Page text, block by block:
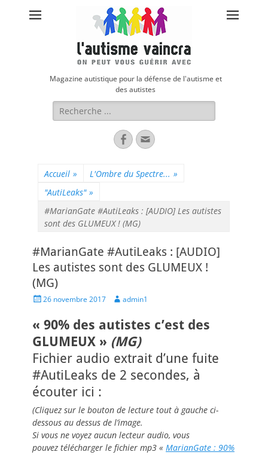
Magazine autistique pour la défense de l'autisme et
des autistes
Rechercher :
FacebookAdresse
de
Accueil » L'Ombre du Spectre... »
"AutiLeaks" »
#MarianGate #AutiLeaks : [AUDIO] Les autistes
sont des GLUMEUX ! (MG)
#MarianGate #AutiLeaks : [AUDIO]
Les autistes sont des GLUMEUX !
(MG)
Posted26 novembre 2017 Author
admin1
« 90% des autistes c’est des
GLUMEUX » (MG)
Fichier audio extrait d’une fuite
#AutiLeaks de 2 secondes, à
écouter ici :
(Cliquez sur le bouton de lecture tout à gauche ci-
dessous au dessus de l’image.
Si vous ne voyez aucun lecteur audio, vous
pouvez télécharger le fichier mp3 « MarianGate : 90%